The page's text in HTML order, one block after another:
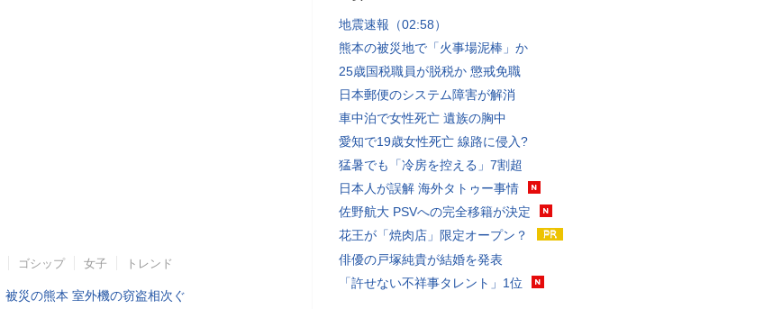
ゴシップ 女子 トレンド
被災の熊本 室外機の窃盗相次ぐ
地震速報（02:58）
熊本の被災地で「火事場泥棒」か
25歳国税職員が脱税か 懲戒免職
日本郵便のシステム障害が解消
車中泊で女性死亡 遺族の胸中
愛知で19歳女性死亡 線路に侵入?
猛暑でも「冷房を控える」7割超
日本人が誤解 海外タトゥー事情
佐野航大 PSVへの完全移籍が決定
花王が「焼肉店」限定オープン？
俳優の戸塚純貴が結婚を発表
「許せない不祥事タレント」1位